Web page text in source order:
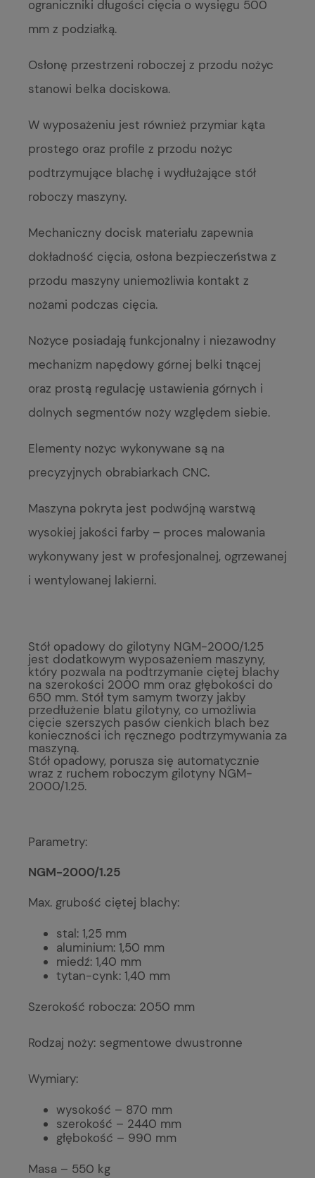
ograniczniki długości cięcia o wysięgu 500
mm z podziałką.
Osłonę przestrzeni roboczej z przodu nożyc
stanowi belka dociskowa.
W wyposażeniu jest również przymiar kąta
prostego oraz profile z przodu nożyc
podtrzymujące blachę i wydłużające stół
roboczy maszyny.
Mechaniczny docisk materiału zapewnia
dokładność cięcia, osłona bezpieczeństwa z
przodu maszyny uniemożliwia kontakt z
nożami podczas cięcia.
Nożyce posiadają funkcjonalny i niezawodny
mechanizm napędowy górnej belki tnącej
oraz prostą regulację ustawienia górnych i
dolnych segmentów noży względem siebie.
Elementy nożyc wykonywane są na
precyzyjnych obrabiarkach CNC.
Maszyna pokryta jest podwójną warstwą
wysokiej jakości farby – proces malowania
wykonywany jest w profesjonalnej, ogrzewanej
i wentylowanej lakierni.
Stół opadowy do gilotyny NGM-2000/1.25
jest dodatkowym wyposażeniem maszyny,
który pozwala na podtrzymanie ciętej blachy
na szerokości 2000 mm oraz głębokości do
650 mm. Stół tym samym tworzy jakby
przedłużenie blatu gilotyny, co umożliwia
cięcie szerszych pasów cienkich blach bez
konieczności ich ręcznego podtrzymywania za
maszyną.
Stół opadowy, porusza się automatycznie
wraz z ruchem roboczym gilotyny NGM-
2000/1.25.
Parametry:
NGM-2000/1.25
Max. grubość ciętej blachy:
stal: 1,25 mm
aluminium: 1,50 mm
miedź: 1,40 mm
tytan-cynk: 1,40 mm
Szerokość robocza: 2050 mm
Rodzaj noży: segmentowe dwustronne
Wymiary:
wysokość – 870 mm
szerokość – 2440 mm
głębokość – 990 mm
Masa – 550 kg